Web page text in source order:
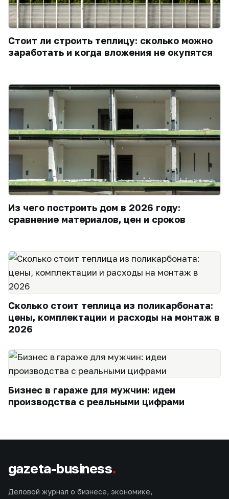
Стоит ли строить теплицу: сколько можно
заработать и когда вложения не окупятся
Из чего построить дом в 2026 году:
сравнение материалов, цен и сроков
Сколько стоит теплица из поликарбоната:
цены, комплектации и расходы на монтаж в
2026
Бизнес в гараже для мужчин: идеи
производства с реальными цифрами
gazeta-business.
Деловой журнал о бизнесе, экономике,